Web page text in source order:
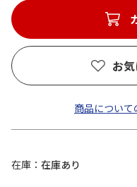
お
商品につい
在庫
在庫あり